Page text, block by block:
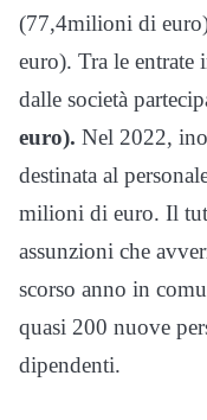
(77,4milioni di
euro). Tra le
dalle società
euro). Nel 2022,
destinata al
milioni di euro. Il
assunzioni che
scorso anno in
quasi 200 nuove
dipendenti.